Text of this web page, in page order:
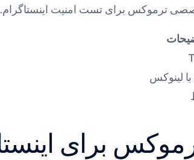
ترموکس برای تست امنیت اینستاگرام. با
لینوکس
برای